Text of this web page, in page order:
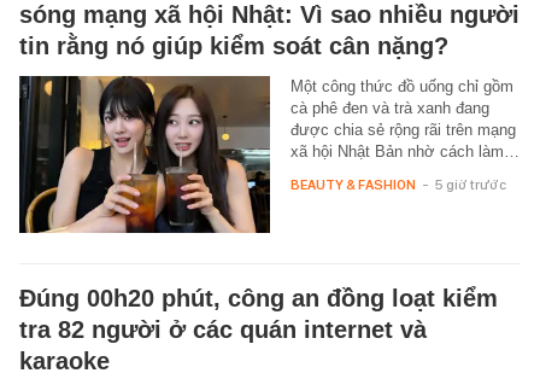
sóng mạng xã hội Nhật: Vì sao nhiều người
tin rằng nó giúp kiểm soát cân nặng?
Một công thức đồ uống chỉ gồm
cà phê đen và trà xanh đang
được chia sẻ rộng rãi trên mạng
xã hội Nhật Bản nhờ cách làm…
BEAUTY & FASHION - 5 giờ trước
Đúng 00h20 phút, công an đồng loạt kiểm
tra 82 người ở các quán internet và
karaoke